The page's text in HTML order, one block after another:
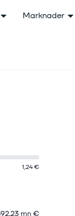
Marknader
1,24 €
mn €